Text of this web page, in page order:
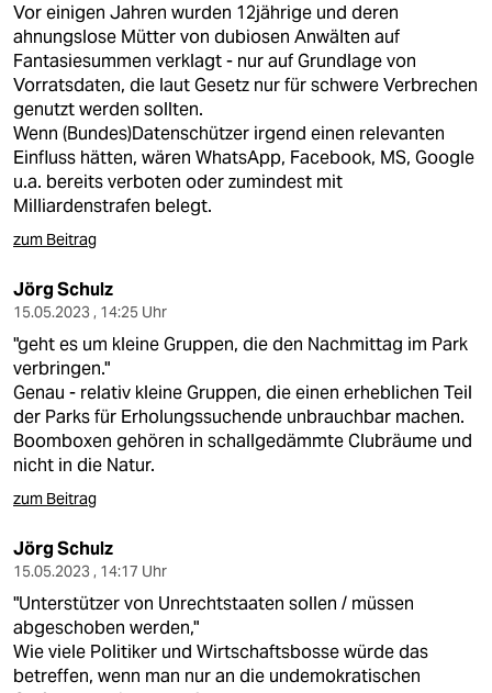
Vor einigen Jahren wurden 12jährige und deren
ahnungslose Mütter von dubiosen Anwälten auf
Fantasiesummen verklagt - nur auf Grundlage von
Vorratsdaten, die laut Gesetz nur für schwere Verbrechen
genutzt werden sollten.
Wenn (Bundes)Datenschützer irgend einen relevanten
Einfluss hätten, wären WhatsApp, Facebook, MS, Google
u.a. bereits verboten oder zumindest mit
Milliardenstrafen belegt.
zum Beitrag
Jörg Schulz
15.05.2023 , 14:25 Uhr
"geht es um kleine Gruppen, die den Nachmittag im Park
verbringen."
Genau - relativ kleine Gruppen, die einen erheblichen Teil
der Parks für Erholungssuchende unbrauchbar machen.
Boomboxen gehören in schallgedämmte Clubräume und
nicht in die Natur.
zum Beitrag
Jörg Schulz
15.05.2023 , 14:17 Uhr
"Unterstützer von Unrechtstaaten sollen / müssen
abgeschoben werden,"
Wie viele Politiker und Wirtschaftsbosse würde das
betreffen, wenn man nur an die undemokratischen